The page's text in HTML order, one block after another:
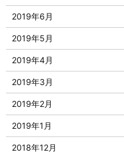
2019年6月
2019年5月
2019年4月
2019年3月
2019年2月
2019年1月
2018年12月